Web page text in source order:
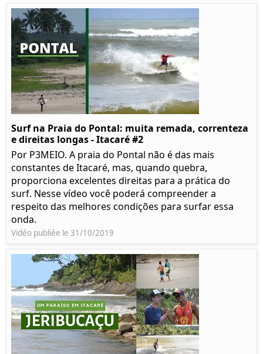
Surf na Praia do Pontal: muita remada, correnteza
e direitas longas - Itacaré #2
Por P3MEIO. A praia do Pontal não é das mais
constantes de Itacaré, mas, quando quebra,
proporciona excelentes direitas para a prática do
surf. Nesse vídeo você poderá compreender a
respeito das melhores condições para surfar essa
onda.
Vidéo publiée le 31/10/2019